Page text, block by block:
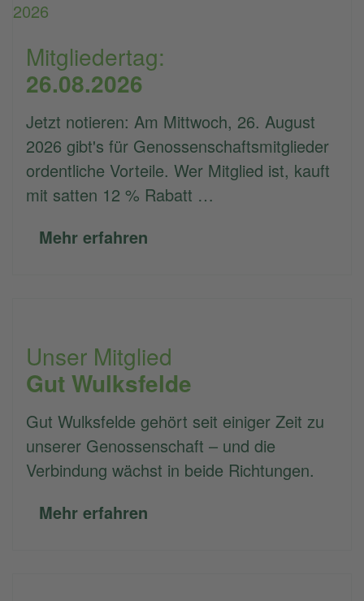
Mitgliedertag:
26.08.2026
Jetzt notieren: Am Mittwoch, 26. August
2026 gibt's für Genossenschaftsmitglieder
ordentliche Vorteile. Wer Mitglied ist, kauft
mit satten 12 % Rabatt …
Mehr erfahren
Unser Mitglied
Gut Wulksfelde
Gut Wulksfelde gehört seit einiger Zeit zu
unserer Genossenschaft – und die
Verbindung wächst in beide Richtungen.
Mehr erfahren